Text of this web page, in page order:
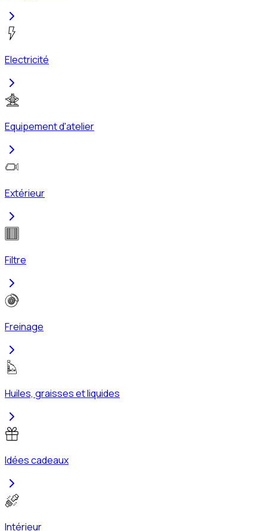
Electricité
Equipement d'atelier
Extérieur
Filtre
Freinage
Huiles, graisses et liquides
Idées cadeaux
Intérieur